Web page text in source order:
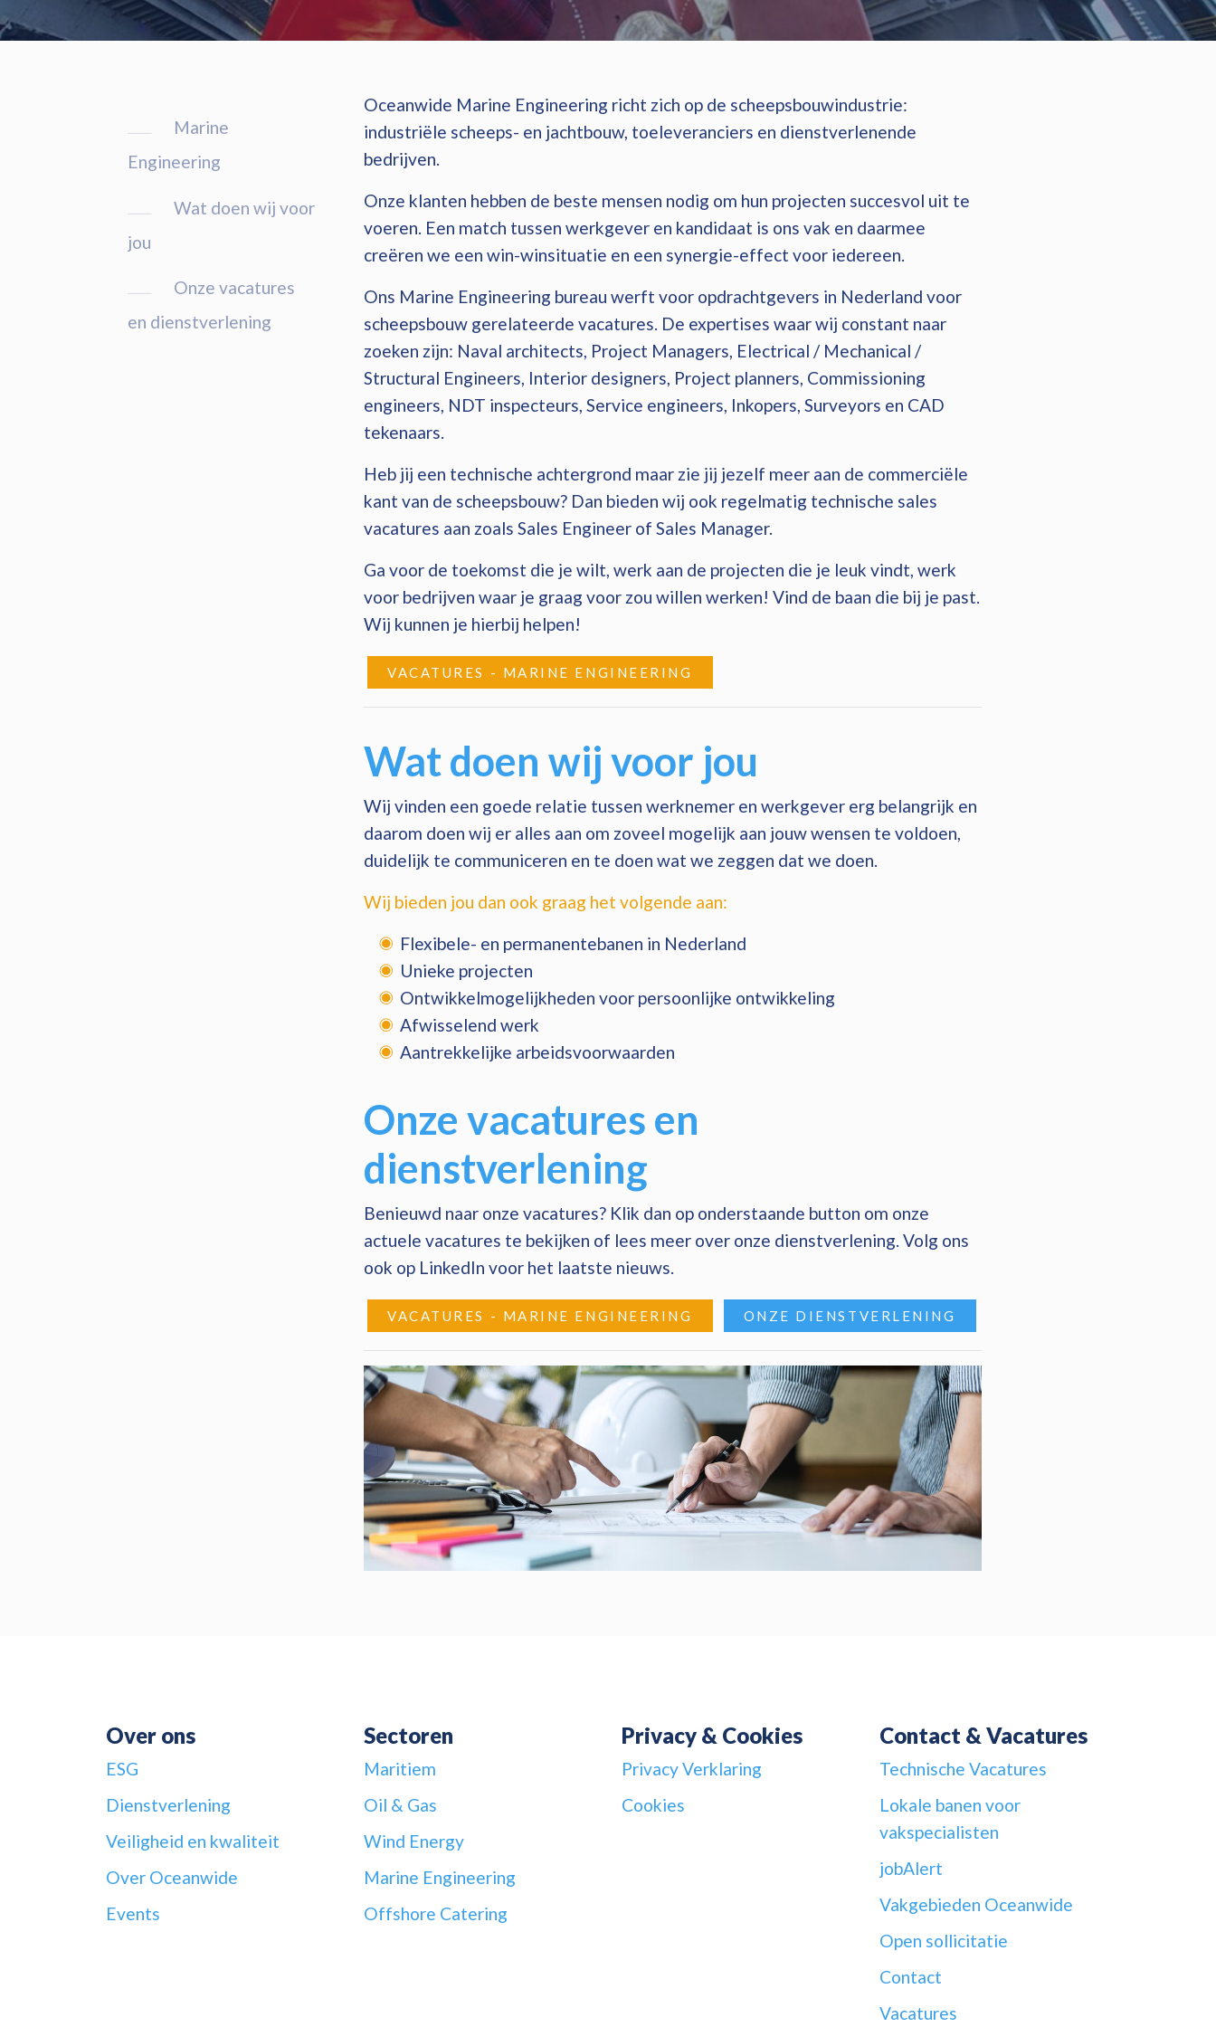
Marine
Engineering
Wat doen wij voor
jou
Onze vacatures
en dienstverlening
Oceanwide Marine Engineering richt zich op de scheepsbouwindustrie:
industriële scheeps- en jachtbouw, toeleveranciers en dienstverlenende
bedrijven.
Onze klanten hebben de beste mensen nodig om hun projecten succesvol uit te
voeren. Een match tussen werkgever en kandidaat is ons vak en daarmee
creëren we een win-winsituatie en een synergie-effect voor iedereen.
Ons Marine Engineering bureau werft voor opdrachtgevers in Nederland voor
scheepsbouw gerelateerde vacatures. De expertises waar wij constant naar
zoeken zijn: Naval architects, Project Managers, Electrical / Mechanical /
Structural Engineers, Interior designers, Project planners, Commissioning
engineers, NDT inspecteurs, Service engineers, Inkopers, Surveyors en CAD
tekenaars.
Heb jij een technische achtergrond maar zie jij jezelf meer aan de commerciële
kant van de scheepsbouw? Dan bieden wij ook regelmatig technische sales
vacatures aan zoals Sales Engineer of Sales Manager.
Ga voor de toekomst die je wilt, werk aan de projecten die je leuk vindt, werk
voor bedrijven waar je graag voor zou willen werken! Vind de baan die bij je past.
Wij kunnen je hierbij helpen!
VACATURES - MARINE ENGINEERING
Wat doen wij voor jou
Wij vinden een goede relatie tussen werknemer en werkgever erg belangrijk en
daarom doen wij er alles aan om zoveel mogelijk aan jouw wensen te voldoen,
duidelijk te communiceren en te doen wat we zeggen dat we doen.
Wij bieden jou dan ook graag het volgende aan:
Flexibele- en permanentebanen in Nederland
Unieke projecten
Ontwikkelmogelijkheden voor persoonlijke ontwikkeling
Afwisselend werk
Aantrekkelijke arbeidsvoorwaarden
Onze vacatures en
dienstverlening
Benieuwd naar onze vacatures? Klik dan op onderstaande button om onze
actuele vacatures te bekijken of lees meer over onze dienstverlening. Volg ons
ook op LinkedIn voor het laatste nieuws.
VACATURES - MARINE ENGINEERING ONZE DIENSTVERLENING
Over ons
ESG
Dienstverlening
Veiligheid en kwaliteit
Over Oceanwide
Events
Sectoren
Maritiem
Oil & Gas
Wind Energy
Marine Engineering
Offshore Catering
Privacy & Cookies
Privacy Verklaring
Cookies
Contact & Vacatures
Technische Vacatures
Lokale banen voor
vakspecialisten
jobAlert
Vakgebieden Oceanwide
Open sollicitatie
Contact
Vacatures